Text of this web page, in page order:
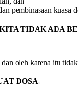
pembinasaan kuasa
TIDAK ADA
oleh karena itu
DOSA.